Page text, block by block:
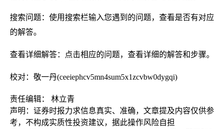
搜索问题：使用搜索栏输入您遇到的问题，查看是否有对应
的解答。
查看详细解答：点击相应的问题，查看详细的解答和步骤。
校对：敬一丹(ceeiephcv5mn4sum5x1zcvbw0dygqi)
责任编辑： 林立青
声明：证券时报力求信息真实、准确，文章提及内容仅供参
考，不构成实质性投资建议，据此操作风险自担